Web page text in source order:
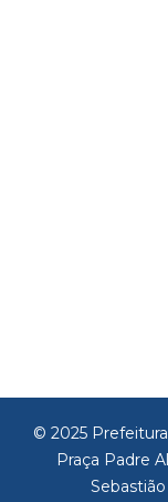
© 2025
Praça Padre